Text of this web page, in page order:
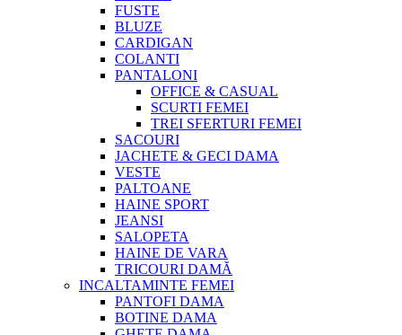
FUSTE
BLUZE
CARDIGAN
COLANTI
PANTALONI
OFFICE & CASUAL
SCURTI FEMEI
TREI SFERTURI FEMEI
SACOURI
JACHETE & GECI DAMA
VESTE
PALTOANE
HAINE SPORT
JEANSI
SALOPETA
HAINE DE VARA
TRICOURI DAMĂ
INCALTAMINTE FEMEI
PANTOFI DAMA
BOTINE DAMA